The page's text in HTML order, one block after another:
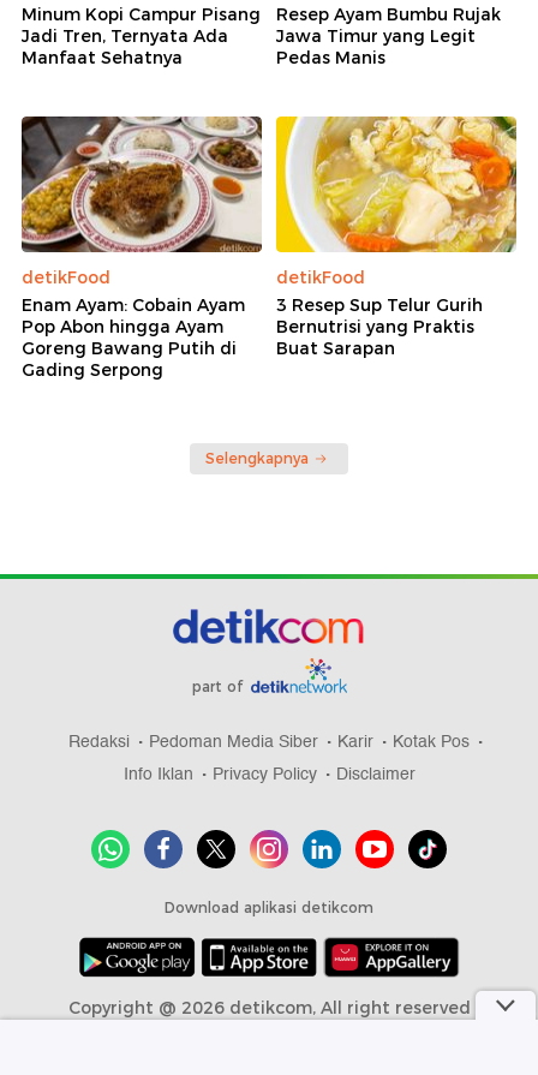
Minum Kopi Campur Pisang
Jadi Tren, Ternyata Ada
Manfaat Sehatnya
Resep Ayam Bumbu Rujak
Jawa Timur yang Legit
Pedas Manis
detikFood
Enam Ayam: Cobain Ayam
Pop Abon hingga Ayam
Goreng Bawang Putih di
Gading Serpong
detikFood
3 Resep Sup Telur Gurih
Bernutrisi yang Praktis
Buat Sarapan
Selengkapnya
part of
Redaksi Pedoman Media Siber Karir
Kotak Pos
Info Iklan
Privacy Policy Disclaimer
Download aplikasi detikcom
Copyright @ 2026 detikcom, All right reserved